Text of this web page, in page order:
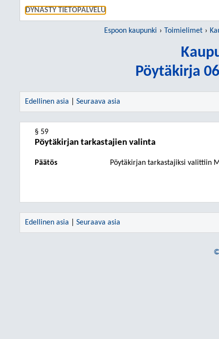
DYNASTY TIETOPALVELU
Espoon kaupunki Toimielimet
Pöytäkirja
Edellinen asia Seuraava asia
§ 59
Pöytäkirjan tarkastajien valinta
Päätös Pöytäkirjan tarkastajiksi valittiin
Edellinen asia Seuraava asia